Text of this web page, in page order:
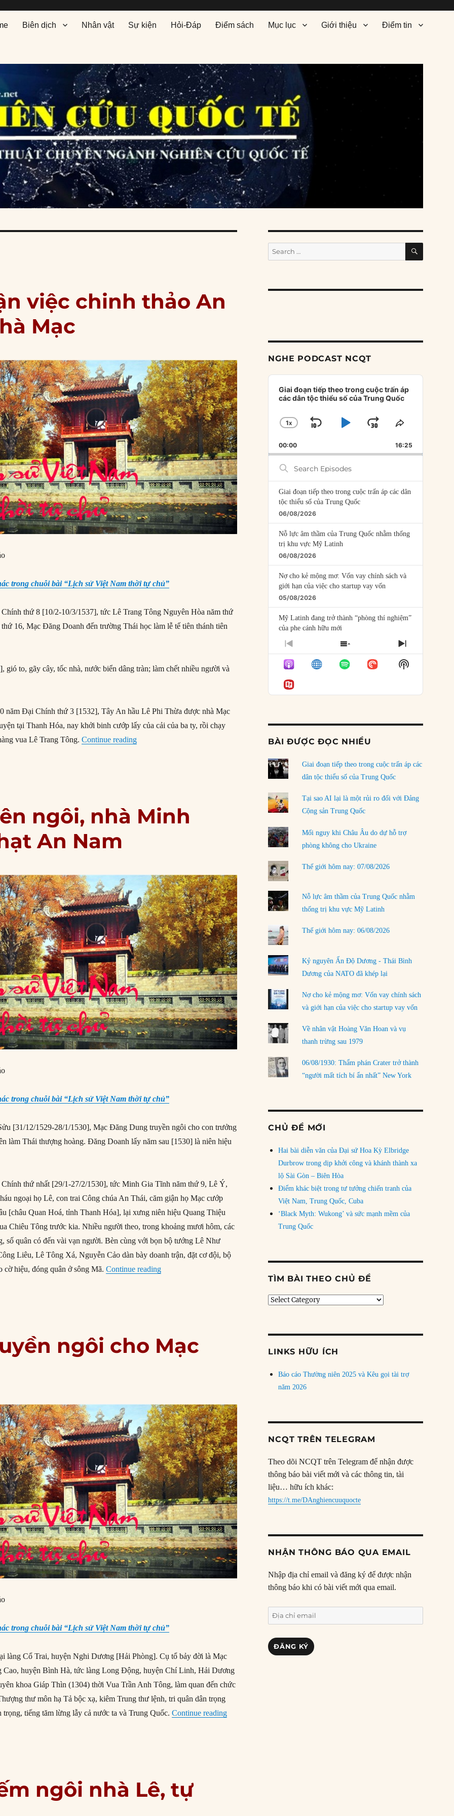
Biên dịch Nhân vật Sự kiện Hỏi-Đáp Điểm sách Mục lục Giới thiệu Điểm tin
việc chinh thảo An
Mạc
trong chuỗi bài “Lịch sử Việt Nam thời tự chủ”
thứ 8 [10/2-10/3/1537], tức Lê Trang Tông Nguyên Hòa năm thứ
16, Mạc Đăng Doanh đến trường Thái học làm lễ tế tiên thánh tiên
gió to, gãy cây, tốc nhà, nước biển dâng tràn; làm chết nhiều người và
năm Đại Chính thứ 3 [1532], Tây An hầu Lê Phi Thừa được nhà Mạc
tại Thanh Hóa, nay khởi binh cướp lấy của cải của ba ty, rồi chạy
vua Lê Trang Tông.Continue reading“Nhà Minh tranh luận việc chinh thảo An Nam, trừng phạt nhà Mạc”
ngôi, nhà Minh
An Nam
trong chuỗi bài “Lịch sử Việt Nam thời tự chủ”
[31/12/1529-28/1/1530], Mạc Đăng Dung truyền ngôi cho con trưởng
làm Thái thượng hoàng. Đăng Doanh lấy năm sau [1530] là niên hiệu
thứ nhất [29/1-27/2/1530], tức Minh Gia Tĩnh năm thứ 9, Lê Ý,
ngoại họ Lê, con trai Công chúa An Thái, căm giận họ Mạc cướp
[châu Quan Hoá, tỉnh Thanh Hóa], lại xưng niên hiệu Quang Thiệu
Chiêu Tông trước kia. Nhiều người theo, trong khoảng mươi hôm, các
số quân có đến vài vạn người. Bèn cùng với bọn bộ tướng Lê Như
Liêu, Lê Tông Xá, Nguyễn Cảo dàn bày doanh trận, đặt cơ đội, bộ
cờ hiệu, đóng quân ở sông Mã.Continue reading“Mạc Đăng Doanh lên ngôi, nhà Minh tính đường thảo phạt An Nam”
ngôi cho Mạc
trong chuỗi bài “Lịch sử Việt Nam thời tự chủ”
làng Cổ Trai, huyện Nghi Dương [Hải Phòng]. Cụ tổ bảy đời là Mạc
huyện Bình Hà, tức làng Long Động, huyện Chí Linh, Hải Dương
khoa Giáp Thìn (1304) thời Vua Trần Anh Tông, làm quan đến chức
thư môn hạ Tả bộc xạ, kiêm Trung thư lệnh, tri quân dân trọng
trọng, tiếng tăm lừng lẫy cả nước ta và Trung Quốc.Continue reading“Mạc Đăng Dung truyền ngôi cho Mạc Đăng Doanh”
ngôi nhà Lê, tự
Search
for:
SEARCH
NGHE PODCAST NCQT
Audio
Player
Giai đoạn tiếp theo trong cuộc trấn áp
các dân tộc thiểu số của Trung Quốc
CHANGE
RATE
1X
SKIP
BACKWARD
PLAYJUMP
FORWARD
SHARE
EPISODE
00:00 16:25
Search
Episodes
Giai đoạn tiếp theo trong cuộc trấn áp các dân
tộc thiểu số của Trung Quốc
06/08/2026
Nỗ lực âm thầm của Trung Quốc nhằm thống
trị khu vực Mỹ Latinh
06/08/2026
Nợ cho kẻ mộng mơ: Vốn vay chính sách và
giới hạn của việc cho startup vay vốn
05/08/2026
Mỹ Latinh đang trở thành “phòng thí nghiệm”
của phe cánh hữu mới
04/08/2026
Tại sao Trung Quốc phủ nhận cuộc gặp với
Ngoại trưởng Nhật Bản?
04/08/2026
03/08/2026
Đặt cược vào thất bại: Các quỹ đầu tư mạo
rủi ro
02/08/2026
Làm thế nào để kết thúc Chiến tranh Iran?
01/08/2026
Chiến lược kế tiếp của Bắc Kinh ở Biển Đông
31/07/2026
Trật tự thế giới mới: Các nước nhỏ sẽ luôn
phải chịu đựng?
30/07/2026
LOAD MORE
PREVIOUS
EPISODE
SHOW
EPISODES
LIST
NEXT
EPISODE
Show
Podcast
BÀI ĐƯỢC ĐỌC NHIỀU
Giai đoạn tiếp theo trong cuộc trấn áp các
dân tộc thiểu số của Trung Quốc
Tại sao AI lại là một rủi ro đối với Đảng
Cộng sản Trung Quốc
Mối nguy khi Châu Âu do dự hỗ trợ
phòng không cho Ukraine
Thế giới hôm nay: 07/08/2026
Nỗ lực âm thầm của Trung Quốc nhằm
thống trị khu vực Mỹ Latinh
Thế giới hôm nay: 06/08/2026
Kỷ nguyên Ấn Độ Dương - Thái Bình
Dương của NATO đã khép lại
Nợ cho kẻ mộng mơ: Vốn vay chính sách
và giới hạn của việc cho startup vay vốn
Về nhân vật Hoàng Văn Hoan và vụ
thanh trừng sau 1979
06/08/1930: Thẩm phán Crater trở thành
“người mất tích bí ẩn nhất” New York
CHỦ ĐỀ MỚI
Hai bài diễn văn của Đại sứ Hoa Kỳ Elbridge
Durbrow trong dịp khởi công và khánh thành xa
lộ Sài Gòn – Biên Hòa
Điểm khác biệt trong tư tưởng chiến tranh của
Việt Nam, Trung Quốc, Cuba
‘Black Myth: Wukong’ và sức mạnh mềm của
Trung Quốc
TÌM BÀI THEO CHỦ ĐỀ
Tìm
LINKS HỮU ÍCH
Báo cáo Thường niên 2025 và Kêu gọi tài trợ
năm 2026
NCQT TRÊN TELEGRAM
Theo dõi NCQT trên Telegram để nhận được
thông báo bài viết mới và các thông tin, tài
liệu… hữu ích khác:
https://t.me/DAnghiencuuquocte
NHẬN THÔNG BÁO QUA EMAIL
Nhập địa chỉ email và đăng ký để được nhận
thông báo khi có bài viết mới qua email.
Địa
chỉ
email
ĐĂNG KÝ